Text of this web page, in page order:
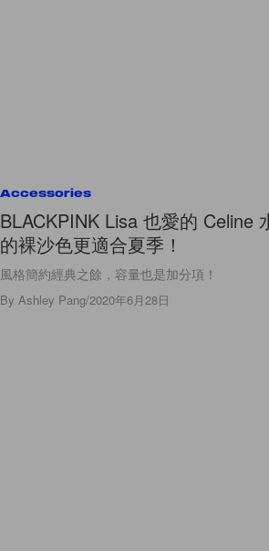
Accessories
BLACKPINK Lisa 也愛的 Celine
的裸沙色更適合夏季！
風格簡約經典之餘，容量也是加分項！
By Ashley Pang/2020年6月28日